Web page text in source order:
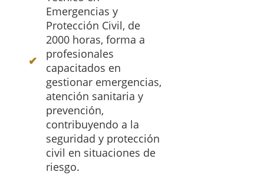
Emergencias y
Protección Civil, de
2000 horas, forma a
profesionales
capacitados en
gestionar emergencias,
atención sanitaria y
prevención,
contribuyendo a la
seguridad y protección
civil en situaciones de
riesgo.